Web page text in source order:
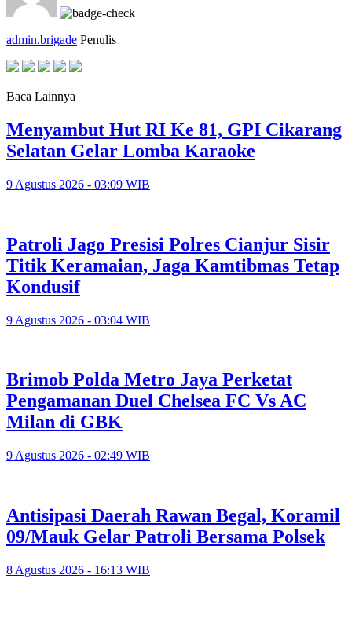
admin.brigade Penulis
Baca Lainnya
Menyambut Hut RI Ke 81, GPI Cikarang
Selatan Gelar Lomba Karaoke
9 Agustus 2026 - 03:09 WIB
Patroli Jago Presisi Polres Cianjur Sisir
Titik Keramaian, Jaga Kamtibmas Tetap
Kondusif
9 Agustus 2026 - 03:04 WIB
Brimob Polda Metro Jaya Perketat
Pengamanan Duel Chelsea FC Vs AC
Milan di GBK
9 Agustus 2026 - 02:49 WIB
Antisipasi Daerah Rawan Begal, Koramil
09/Mauk Gelar Patroli Bersama Polsek
8 Agustus 2026 - 16:13 WIB